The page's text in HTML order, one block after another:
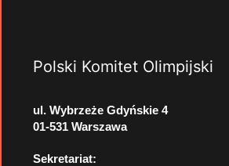
Polski Komitet Olimpijski
ul. Wybrzeże Gdyńskie 4
01-531 Warszawa
Sekretariat: